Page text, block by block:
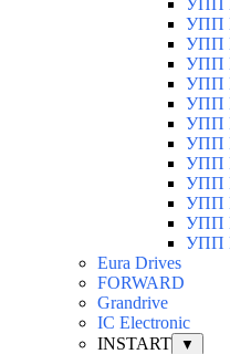
УПП
УПП
УПП
УПП
УПП
УПП
УПП
УПП
УПП
УПП
УПП
УПП
Eura Drives
FORWARD
Grandrive
IC Electronic
INSTART
▼